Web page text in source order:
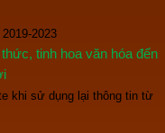
2023
tinh hoa văn hóa đến